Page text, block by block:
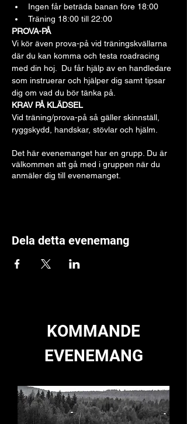
Ingen får beträda banan före 18:00
Träning 18:00 till 22:00
PROVA-PÅ
Vi kör även prova-på vid träningskvällarna
där du kan komma och testa roadracing
med din hoj.  Du får hjälp av en handledare
som instruerar och hjälper dig samt tipsar
dig om vad du bör tänka på.
KRAV PÅ KLÄDSEL
Vid träning/prova-på så gäller skinnställ,
ryggskydd, handskar, stövlar och hjälm.
Det här evenemanget har en grupp. Du är
välkommen att gå med i gruppen när du
anmäler dig till evenemanget.
Dela detta evenemang
KOMMANDE
EVENEMANG